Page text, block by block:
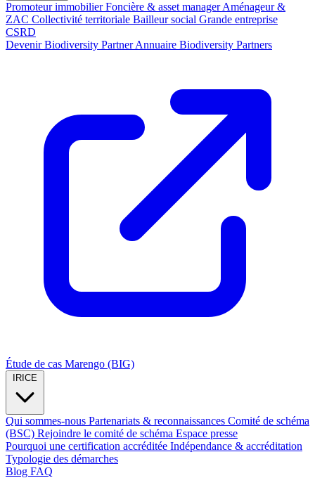
Promoteur immobilierFoncière & asset managerAménageur &
ZAC Collectivité territoriale Bailleur social Grande entreprise
CSRD
Devenir Biodiversity PartnerAnnuaire Biodiversity Partners
Étude de cas Marengo (BIG)
IRICE
Qui sommes-nous Partenariats & reconnaissances Comité de schéma
(BSC) Rejoindre le comité de schéma Espace presse
Pourquoi une certification accréditée Indépendance & accréditation
Typologie des démarches
Blog FAQ